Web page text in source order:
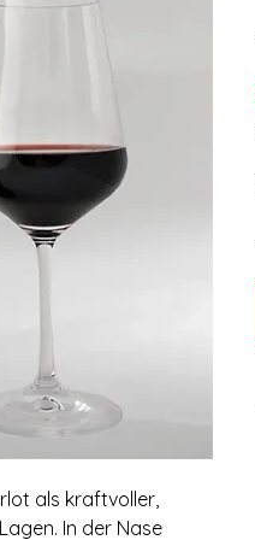
als kraftvoller,
In der Nase